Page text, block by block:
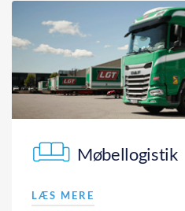
Møbellogistik
LÆS MERE